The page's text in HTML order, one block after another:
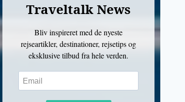
Traveltalk News
Bliv inspireret med de nyeste
rejseartikler, destinationer, rejsetips og
eksklusive tilbud fra hele verden.